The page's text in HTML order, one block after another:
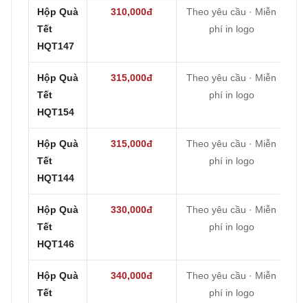
Hộp Quà
Tết
HQT147
310,000đ
Theo yêu cầu · Miễn
phí in logo
Hộp Quà
Tết
HQT154
315,000đ
Theo yêu cầu · Miễn
phí in logo
Hộp Quà
Tết
HQT144
315,000đ
Theo yêu cầu · Miễn
phí in logo
Hộp Quà
Tết
HQT146
330,000đ
Theo yêu cầu · Miễn
phí in logo
Hộp Quà
Tết
340,000đ
Theo yêu cầu · Miễn
phí in logo